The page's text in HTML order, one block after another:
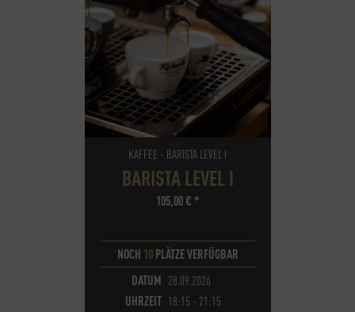
KAFFEE - BARISTA LEVEL I
BARISTA LEVEL I
105,00€ *
NOCH 10PLÄTZE VERFÜGBAR
DATUM 28.09.2026
UHRZEIT 18:15 - 21:15